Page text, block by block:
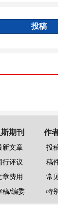
投稿
期刊
新文章
行评议
章费用
稿/编委
作
投
稿
常
特